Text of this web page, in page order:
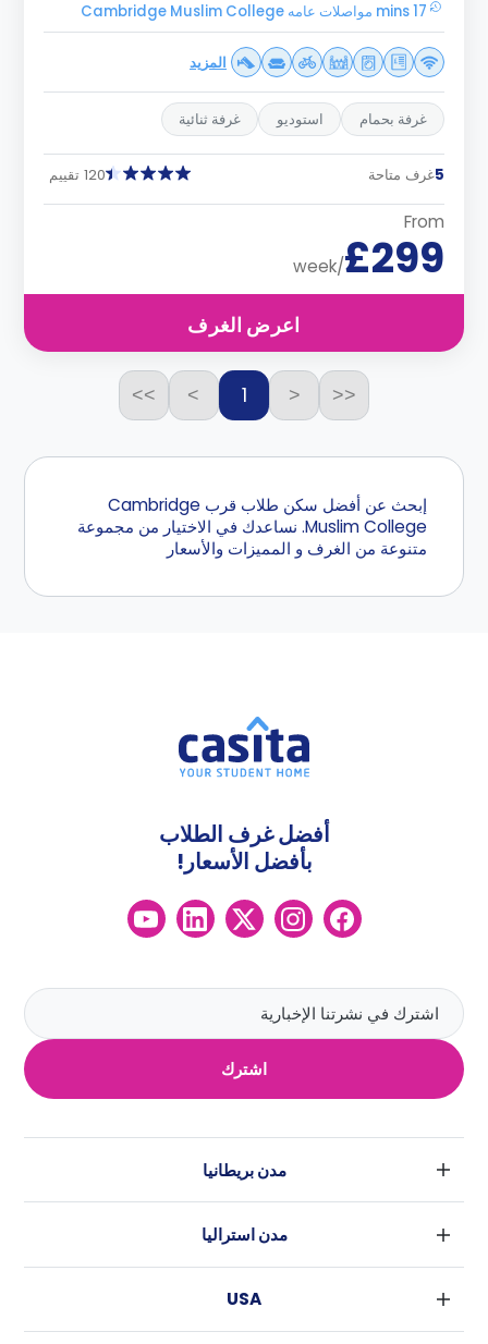
17 mins مواصلات عامه Cambridge Muslim College
المزيد
غرفة بحمام استوديو غرفة ثنائية
5غرف متاحة 120 تقييم
From
£299
/week
اعرض الغرف
<<
<
1
>
>>
إبحث عن أفضل سكن طلاب قرب Cambridge
Muslim College. نساعدك في الاختيار من مجموعة
متنوعة من الغرف و المميزات والأسعار
اشترك
أفضل غرف الطلاب
بأفضل الأسعار!
مدن بريطانيا
بارامنجهام
مدن استراليا
USA